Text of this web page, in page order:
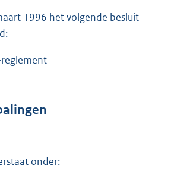
1996 het volgende besluit
onder: